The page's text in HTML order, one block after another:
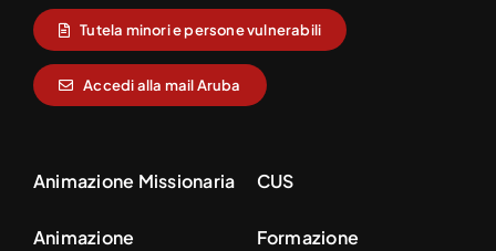
Tutela minori e persone vulnerabili
Accedi alla mail Aruba
Animazione Missionaria
Animazione
CUS
Formazione